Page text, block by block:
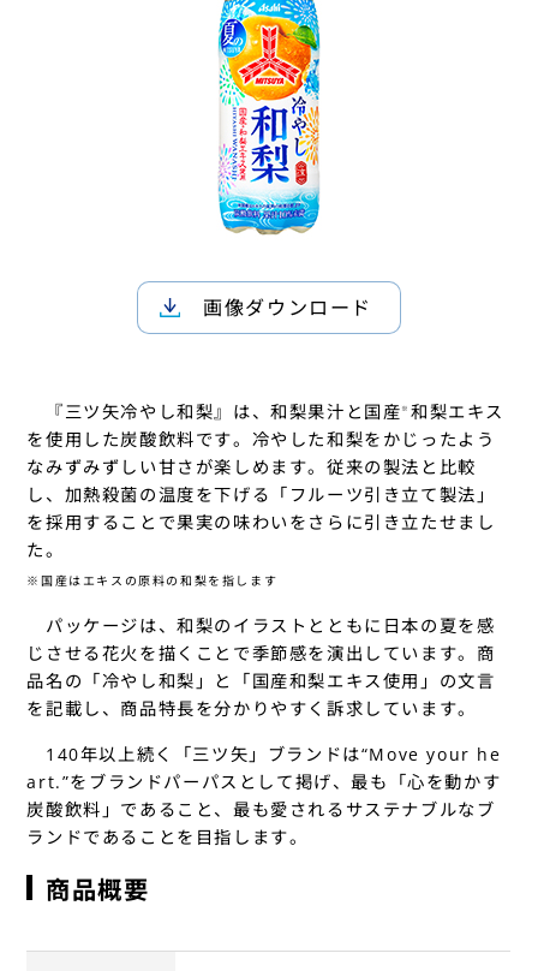
画像ダウンロード
『三ツ矢冷やし和梨』は、和梨果汁と国産 ※和梨エキス
を使用した炭酸飲料です。冷やした和梨をかじったよう
なみずみずしい甘さが楽しめます。従来の製法と比較
し、加熱殺菌の温度を下げる「フルーツ引き立て製法」
を採用することで果実の味わいをさらに引き立たせまし
た。
※国産はエキスの原料の和梨を指します
パッケージは、和梨のイラストとともに日本の夏を感
じさせる花火を描くことで季節感を演出しています。商
品名の「冷やし和梨」と「国産和梨エキス使用」の文言
を記載し、商品特長を分かりやすく訴求しています。
140年以上続く「三ツ矢」ブランドは“Move your he
art.”をブランドパーパスとして掲げ、最も「心を動かす
炭酸飲料」であること、最も愛されるサステナブルなブ
ランドであることを目指します。
商品概要